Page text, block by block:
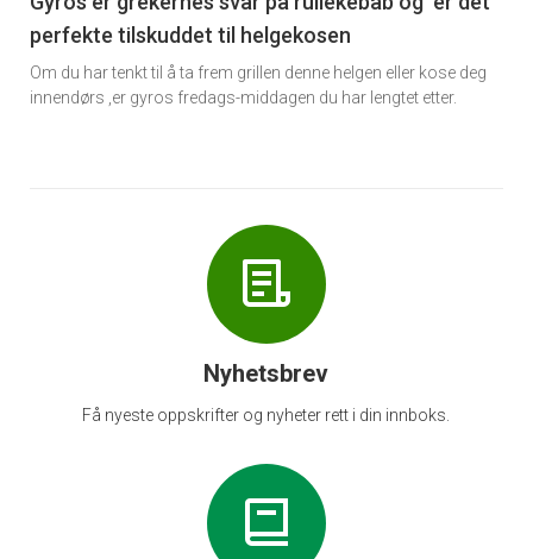
perfekte tilskuddet til helgekosen
Om du har tenkt til å ta frem grillen denne helgen eller kose deg
innendørs ,er gyros fredags-middagen du har lengtet etter.
Nyhetsbrev
Få nyeste oppskrifter og nyheter rett i din innboks.